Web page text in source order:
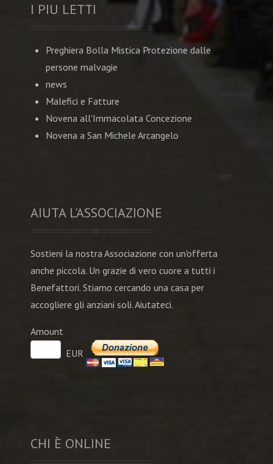
I PIU LETTI
Preghiera Bolla Mistica Protezione dalle
persone malvagie
news
Malefici e Fatture
Novena all'Immacolata Concezione
Novena a San Michele Arcangelo
AIUTA L'ASSOCIAZIONE
Sostieni la nostra Associazione con un'offerta
anche piccola. Un grazie di vero cuore a tutti i
Benefattori. Stiamo cercando una casa per
accogliere gli anziani soli. Aiutateci.
Amount
EUR
CHI È ONLINE